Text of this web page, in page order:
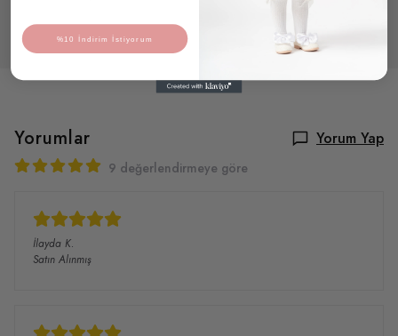
Yorumlar Yorum Yap
9 değerlendirmeye göre
İlayda K.
Satın Alınmış
%10 İndirim İstiyorum